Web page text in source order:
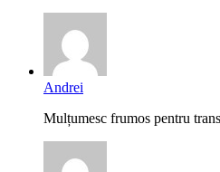
Andrei
Mulțumesc frumos pentru